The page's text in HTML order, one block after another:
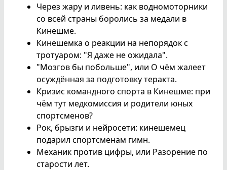
Через жару и ливень: как водномоторники
со всей страны боролись за медали в
Кинешме.
Кинешемка о реакции на непорядок с
тротуаром: "Я даже не ожидала".
"Мозгов бы побольше", или О чём жалеет
осуждённая за подготовку теракта.
Кризис командного спорта в Кинешме: при
чём тут медкомиссия и родители юных
спортсменов?
Рок, брызги и нейросети: кинешемец
подарил спортсменам гимн.
Механик против цифры, или Разорение по
старости лет.